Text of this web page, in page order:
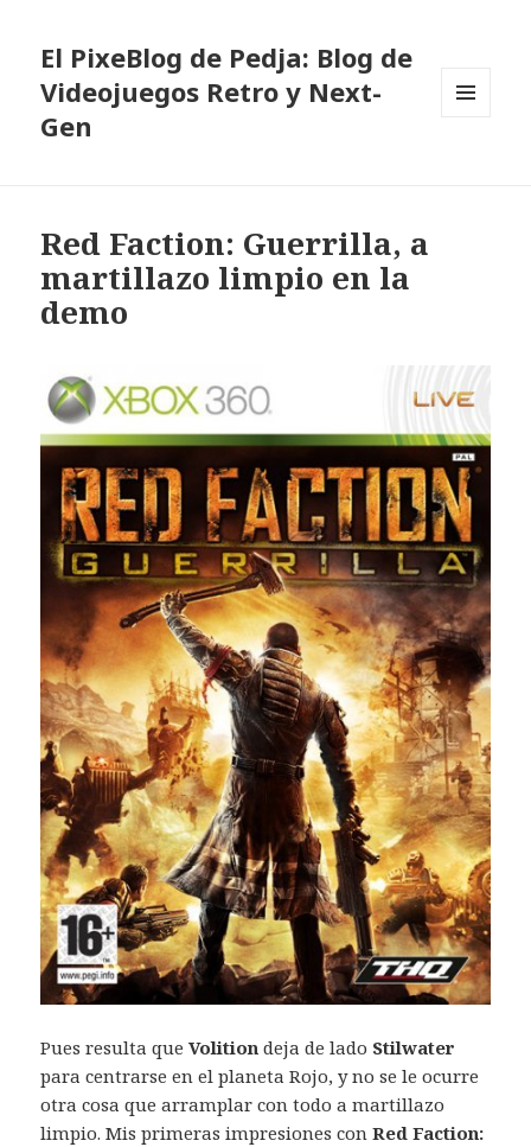
El PixeBlog de Pedja: Blog de
Videojuegos Retro y Next-
Gen
Red Faction: Guerrilla, a
martillazo limpio en la
demo
Pues resulta queVolition deja de lado Stilwater
para centrarse en el planeta Rojo, y no se le ocurre
otra cosa que arramplar con todo a martillazo
limpio. Mis primeras impresiones conRed Faction: